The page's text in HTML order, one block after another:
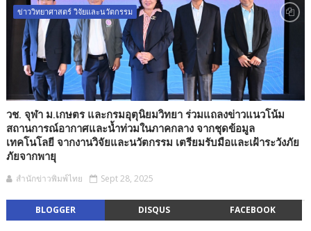
ข่าววิทยาศาสตร์ วิจัยและนวัตกรรม
วช. จุฬา ม.เกษตร และกรมอุตุนิยมวิทยา ร่วมแถลงข่าวแนวโน้ม
สถานการณ์อากาศและน้ำท่วมในภาคกลาง จากชุดข้อมูล
เทคโนโลยี จากงานวิจัยและนวัตกรรม เตรียมรับมือและเฝ้าระวังภัย
ภัยจากพายุ
สำนักข่าวพิมพ์ไทย Sept 28, 2025
BLOGGER DISQUS FACEBOOK